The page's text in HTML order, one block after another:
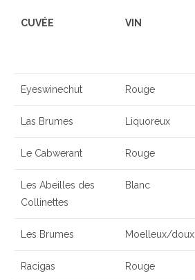
CUVÉE VIN
Eyeswinechut Rouge
Las Brumes Liquoreux
Le Cabwerant Rouge
Les Abeilles des
Collinettes
Blanc
Les Brumes Moelleux/doux
Racigas Rouge